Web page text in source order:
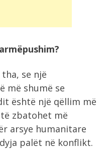
se një
më shumë se
është një qëllim më
zbatohet më
arsye humanitare
palët në konflikt.